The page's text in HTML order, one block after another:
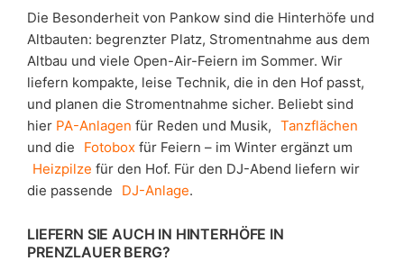
Die Besonderheit von Pankow sind die Hinterhöfe und
Altbauten: begrenzter Platz, Stromentnahme aus dem
Altbau und viele Open-Air-Feiern im Sommer. Wir
liefern kompakte, leise Technik, die in den Hof passt,
und planen die Stromentnahme sicher. Beliebt sind
hier PA-Anlagen für Reden und Musik, Tanzflächen
und die
Fotobox für Feiern – im Winter ergänzt um
Heizpilze für den Hof. Für den DJ-Abend liefern wir
die passende
DJ-Anlage.
LIEFERN SIE AUCH IN HINTERHÖFE IN
PRENZLAUER BERG?